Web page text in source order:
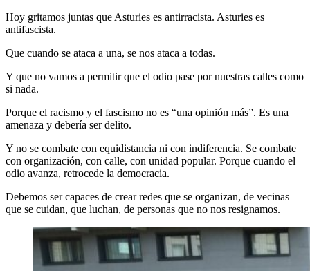
Hoy gritamos juntas que Asturies es antirracista. Asturies es
antifascista.
Que cuando se ataca a una, se nos ataca a todas.
Y que no vamos a permitir que el odio pase por nuestras calles como
si nada.
Porque el racismo y el fascismo no es “una opinión más”. Es una
amenaza y debería ser delito.
Y no se combate con equidistancia ni con indiferencia. Se combate
con organización, con calle, con unidad popular. Porque cuando el
odio avanza, retrocede la democracia.
Debemos ser capaces de crear redes que se organizan, de vecinas
que se cuidan, que luchan, de personas que no nos resignamos.